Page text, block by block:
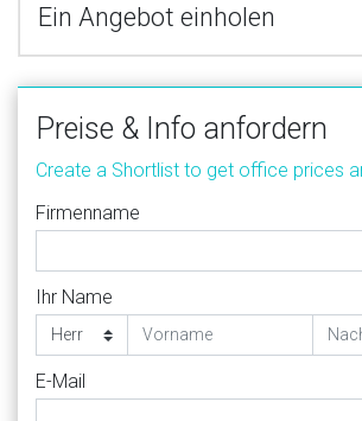
Ein Angebot einholen
Preise & Info anfordern
Create a Shortlist to get office prices
Firmenname
Ihr Name
E-Mail